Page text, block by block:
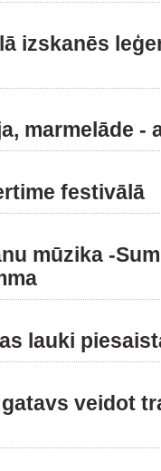
izskanēs
marmelāde -
festivālā
mūzika -
lauki
veidot